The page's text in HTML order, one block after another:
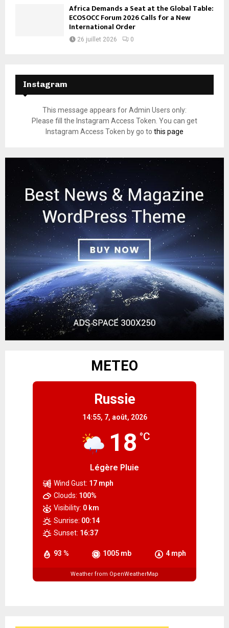
Africa Demands a Seat at the Global Table:
ECOSOCC Forum 2026 Calls for a New
International Order
26 juillet 2026 0
Instagram
This message appears for Admin Users only:
Please fill the Instagram Access Token. You can get
Instagram Access Token by go to this page
METEO
Russie
14:55, 7, août, 2026
18 °C
Légère Pluie
93 % 1005 mb 4 mph
Wind Gust: 17 mph
Clouds: 100%
Visibility: 0 km
Sunrise: 00:14
Sunset: 16:37
Weather from OpenWeatherMap